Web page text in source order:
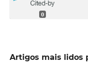
0
Artigos mais lidos